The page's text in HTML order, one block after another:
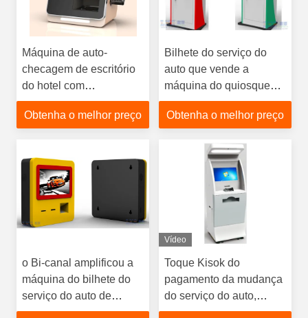
Máquina de auto-
checagem de escritório
do hotel com
dispensador de cartão
de chave e
Obtenha o melhor preço
Bilhete do serviço do
auto que vende a
máquina do quiosque
com aceitante do
dinheiro e a impressora
Obtenha o melhor preço
o Bi-canal amplificou a
máquina do bilhete do
serviço do auto de
58mm com 21,5" tela de
Vídeo
Toque Kisok do
pagamento da mudança
do serviço do auto,
quiosque varejo exterior